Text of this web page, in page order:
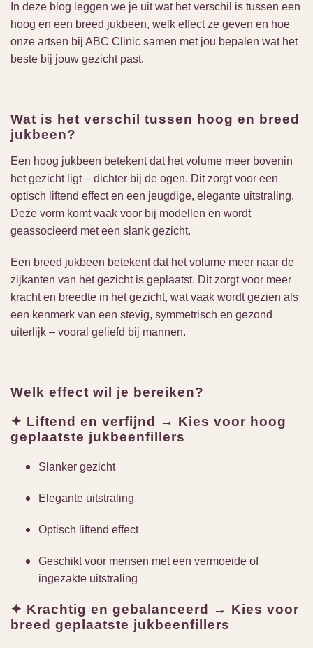
In deze blog leggen we je uit wat het verschil is tussen een
hoog en een breed jukbeen, welk effect ze geven en hoe
onze artsen bij ABC Clinic samen met jou bepalen wat het
beste bij jouw gezicht past.
Wat is het verschil tussen hoog en breed
jukbeen?
Een hoog jukbeen betekent dat het volume meer bovenin
het gezicht ligt – dichter bij de ogen. Dit zorgt voor een
optisch liftend effect en een jeugdige, elegante uitstraling.
Deze vorm komt vaak voor bij modellen en wordt
geassocieerd met een slank gezicht.
Een breed jukbeen betekent dat het volume meer naar de
zijkanten van het gezicht is geplaatst. Dit zorgt voor meer
kracht en breedte in het gezicht, wat vaak wordt gezien als
een kenmerk van een stevig, symmetrisch en gezond
uiterlijk – vooral geliefd bij mannen.
Welk effect wil je bereiken?
✦ Liftend en verfijnd → Kies voor hoog
geplaatste jukbeenfillers
Slanker gezicht
Elegante uitstraling
Optisch liftend effect
Geschikt voor mensen met een vermoeide of
ingezakte uitstraling
✦ Krachtig en gebalanceerd → Kies voor
breed geplaatste jukbeenfillers